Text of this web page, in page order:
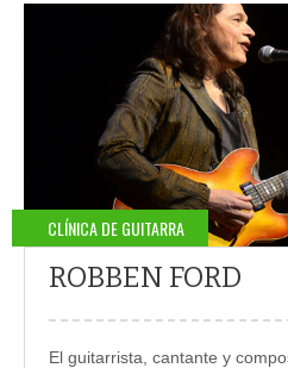
CLÍNICA DE GUITARRA
ROBBEN FORD
El guitarrista, cantante y